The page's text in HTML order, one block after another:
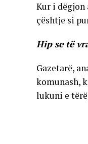
Kur i dëgjon
çështje si
Hip se të
Gazetarë,
komunash,
lukuni e